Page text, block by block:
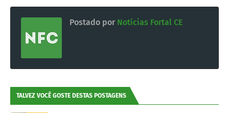
Postado por Notícias Fortal CE
TALVEZ VOCÊ GOSTE DESTAS POSTAGENS